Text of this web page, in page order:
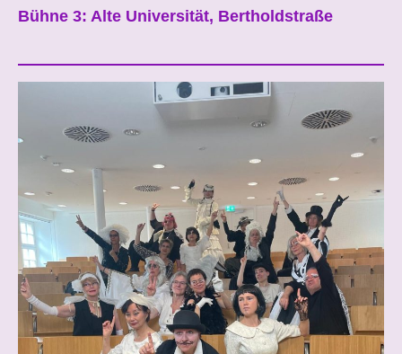
Bühne 3: Alte Universität, Bertholdstraße